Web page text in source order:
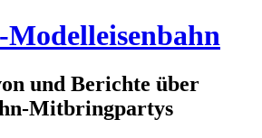
und Berichte über
Mitbringpartys